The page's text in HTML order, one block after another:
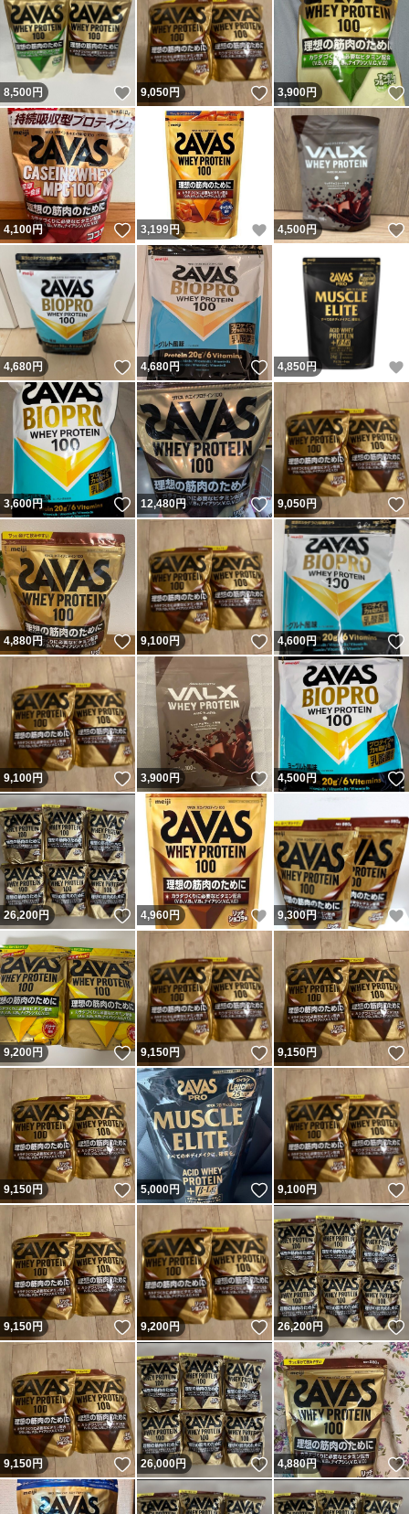
8,500円 いいね！
9,050円 いいね！
3,900円
4,100円 いいね！
3,199円 いいね！
4,500円
4,680円 いいね！
4,680円 いいね！
4,850 円
3,600円 いいね！
12,480円 いいね！
9,050円
4,880円 いいね！
9,100円 いいね！
4,600円
9,100円 いいね！
3,900円 いいね！
4,500円
26,200円 いいね！
4,960円 いいね！
9,300円
9,200円 いいね！
9,150円 いいね！
9,150円
9,150円 いいね！
5,000円 いいね！
9,100円
9,150円 いいね！
9,200円 いいね！
26,200円
9,150円 いいね！
26,000円 いいね！
4,880円